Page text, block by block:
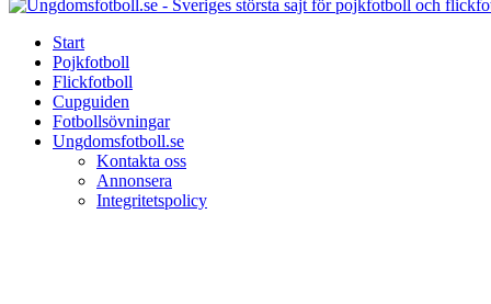
Start
Pojkfotboll
Flickfotboll
Cupguiden
Fotbollsövningar
Ungdomsfotboll.se
Kontakta oss
Annonsera
Integritetspolicy